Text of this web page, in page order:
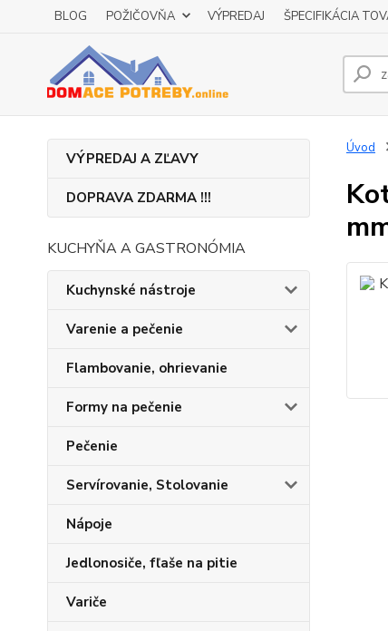
BLOG POŽIČOVŇA VÝPREDAJ ŠPECIFIKÁCIA
VÝPREDAJ A ZĽAVY
DOPRAVA ZDARMA !!!
KUCHYŇA A GASTRONÓMIA
Kuchynské nástroje
Varenie a pečenie
Flambovanie, ohrievanie
Formy na pečenie
Pečenie
Servírovanie, Stolovanie
Nápoje
Jedlonosiče, fľaše na pitie
Variče
Úvod